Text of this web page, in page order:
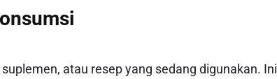
atau resep yang sedang digunakan. Ini